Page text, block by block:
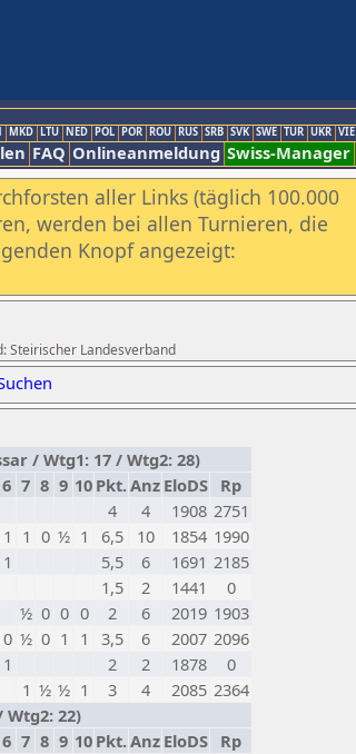
MKD LTU NED POL POR ROU RUS SRB SVK SWE TUR UKR VIE
FAQ Onlineanmeldung Swiss-Manager
aller Links (täglich 100.000
werden bei allen Turnieren, die
Knopf angezeigt:
Steirischer Landesverband
/ Wtg1: 17 / Wtg2: 28)
6 7 8 9 10 Pkt.Anz EloDS Rp
4 4 1908 2751
1 1 0 ½ 1 6,5 10 1854 1990
1 5,5 6 1691 2185
1,5 2 1441
0
½ 0 0 0 2 6 2019 1903
0 ½ 0 1 1 3,5 6 2007 2096
1 2 2 1878
0
1 ½ ½ 1 3 4 2085 2364
22)
6 7 8 9 10 Pkt.Anz EloDS Rp